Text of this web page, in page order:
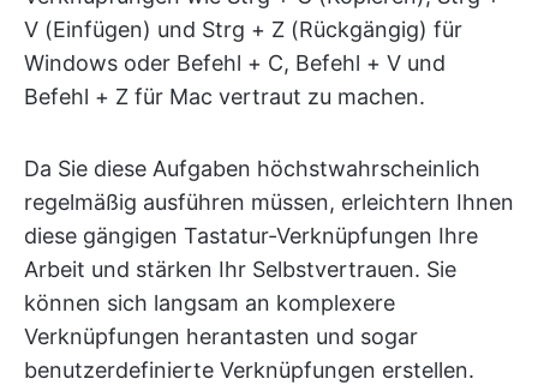
V (Einfügen) und Strg + Z (Rückgängig) für
Windows oder Befehl + C, Befehl + V und
Befehl + Z für Mac vertraut zu machen.
Da Sie diese Aufgaben höchstwahrscheinlich
regelmäßig ausführen müssen, erleichtern Ihnen
diese gängigen Tastatur-Verknüpfungen Ihre
Arbeit und stärken Ihr Selbstvertrauen. Sie
können sich langsam an komplexere
Verknüpfungen herantasten und sogar
benutzerdefinierte Verknüpfungen erstellen.